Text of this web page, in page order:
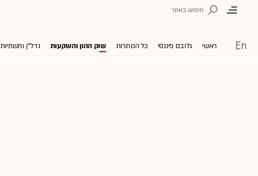
ראשי גלובס פיננסי כל הכותרות שוק ההון והשקעות נדל''ן ותשתיות